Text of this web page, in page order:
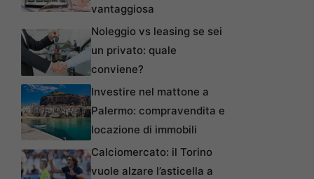
vantaggiosa
Noleggio vs leasing se sei
un privato: quale
conviene?
Investire nel mattone a
Palermo: compravendita e
locazione di immobili
Calciomercato: il Torino
vuole alzare l’asticella a